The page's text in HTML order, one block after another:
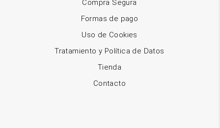
Compra Segura
Formas de pago
Uso de Cookies
Tratamiento y Política de Datos
Tienda
Contacto